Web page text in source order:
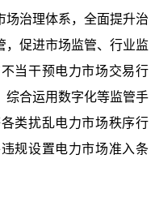
场治理体系，全面提升治
，促进市场监管、行业监
当干预电力市场交易行
综合运用数字化等监管手
类扰乱电力市场秩序行
规设置电力市场准入条